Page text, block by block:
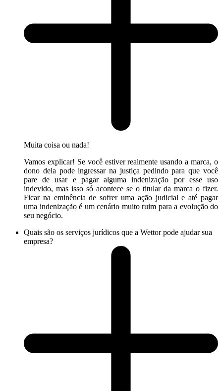
Muita coisa ou nada!
Vamos explicar! Se você estiver realmente usando a marca, o
dono dela pode ingressar na justiça pedindo para que você
pare de usar e pagar alguma indenização por esse uso
indevido, mas isso só acontece se o titular da marca o fizer.
Ficar na eminência de sofrer uma ação judicial e até pagar
uma indenização é um cenário muito ruim para a evolução do
seu negócio.
Quais são os serviços jurídicos que a Wettor pode ajudar sua
empresa?